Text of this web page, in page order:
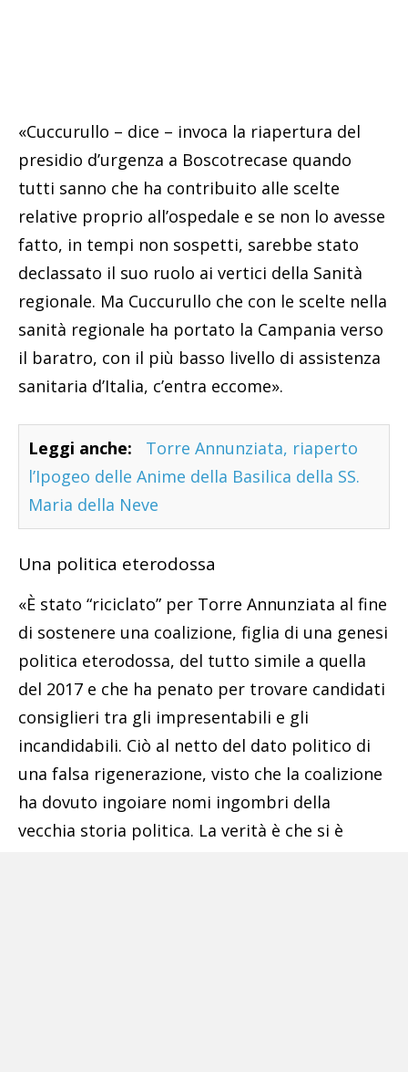
«Cuccurullo – dice – invoca la riapertura del
presidio d’urgenza a Boscotrecase quando
tutti sanno che ha contribuito alle scelte
relative proprio all’ospedale e se non lo avesse
fatto, in tempi non sospetti, sarebbe stato
declassato il suo ruolo ai vertici della Sanità
regionale. Ma Cuccurullo che con le scelte nella
sanità regionale ha portato la Campania verso
il baratro, con il più basso livello di assistenza
sanitaria d’Italia, c’entra eccome».
Leggi anche:
Torre Annunziata, riaperto
l’Ipogeo delle Anime della Basilica della SS.
Maria della Neve
Una politica eterodossa
«È stato “riciclato” per Torre Annunziata al fine
di sostenere una coalizione, figlia di una genesi
politica eterodossa, del tutto simile a quella
del 2017 e che ha penato per trovare candidati
consiglieri tra gli impresentabili e gli
incandidabili. Ciò al netto del dato politico di
una falsa rigenerazione, visto che la coalizione
ha dovuto ingoiare nomi ingombri della
vecchia storia politica. La verità è che si è